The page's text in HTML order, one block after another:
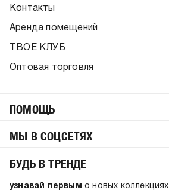
Контакты
Аренда помещений
ТВОЕ КЛУБ
Оптовая торговля
ПОМОЩЬ
МЫ В СОЦСЕТЯХ
БУДЬ В ТРЕНДЕ
узнавай первым о новых коллекциях